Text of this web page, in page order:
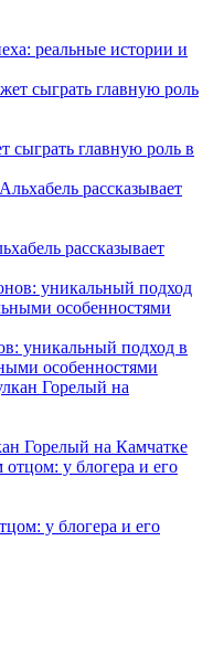
реальные истории и
сыграть главную роль в
рассказывает
уникальный подход в
особенностями
Горелый на Камчатке
у блогера и его